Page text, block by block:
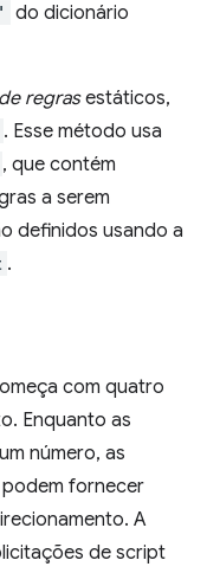
do dicionário
regrasestáticos,
. Esse método usa
, que contém
a serem
definidos usando a
.
com quatro
Enquanto as
número, as
podem fornecer
A
de script